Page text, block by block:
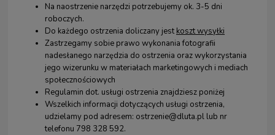
Na naostrzenie narzędzi potrzebujemy ok. 3-5 dni
roboczych.
Do każdego ostrzenia doliczany jest koszt wysyłki
Zastrzegamy sobie prawo wykonania fotografii
nadesłanego narzędzia do ostrzenia oraz wykorzystania
jego wizerunku w materiałach marketingowych i mediach
społecznościowych
Regulamin dot. usługi ostrzenia znajdziesz poniżej
Wszelkich informacji dotyczących usługi ostrzenia,
udzielamy pod adresem: ostrzenie@dluta.pl lub nr
telefonu 798 328 592.